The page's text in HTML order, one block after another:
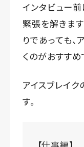
インタビュー
緊張を解きま
りであっても
くのがおすすめ
アイスブレイ
す。
【仕事編】